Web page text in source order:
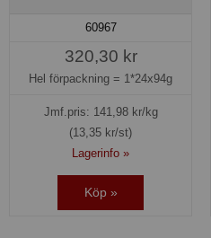
60967
320,30 kr
Hel förpackning = 1*24x94g
Jmf.pris: 141,98kr/kg
(13,35 kr/st)
Lagerinfo »
Köp »